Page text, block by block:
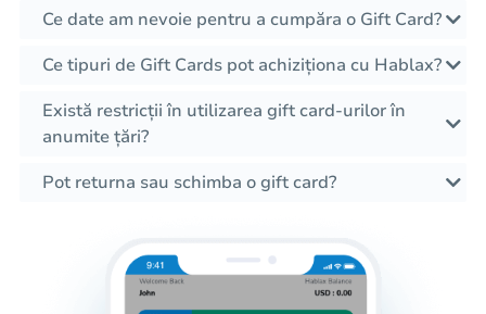
Ce date am nevoie pentru a cumpăra o Gift Card?
Ce tipuri de Gift Cards pot achiziționa cu Hablax?
Există restricții în utilizarea gift card-urilor în
anumite țări?
Pot returna sau schimba o gift card?